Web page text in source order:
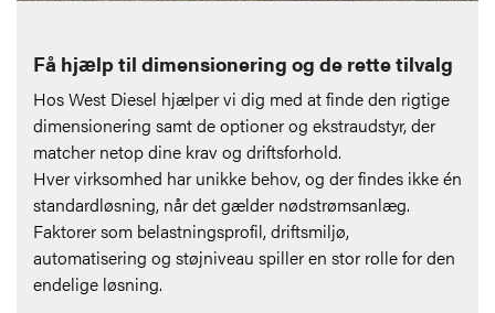
Få hjælp til dimensionering og de rette tilvalg
Hos West Diesel hjælper vi dig med at finde den rigtige
dimensionering samt de optioner og ekstraudstyr, der
matcher netop dine krav og driftsforhold.
Hver virksomhed har unikke behov, og der findes ikke én
standardløsning, når det gælder nødstrømsanlæg.
Faktorer som belastningsprofil, driftsmiljø,
automatisering og støjniveau spiller en stor rolle for den
endelige løsning.